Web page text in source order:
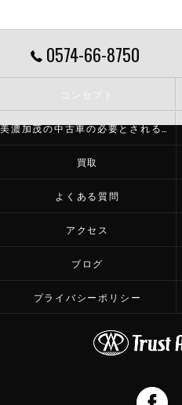
0574-66-8750
コンセプト
美濃加茂の中古車の必要とされる理由
買取
よくある質問
アクセス
ブログ
プライバシーポリシー